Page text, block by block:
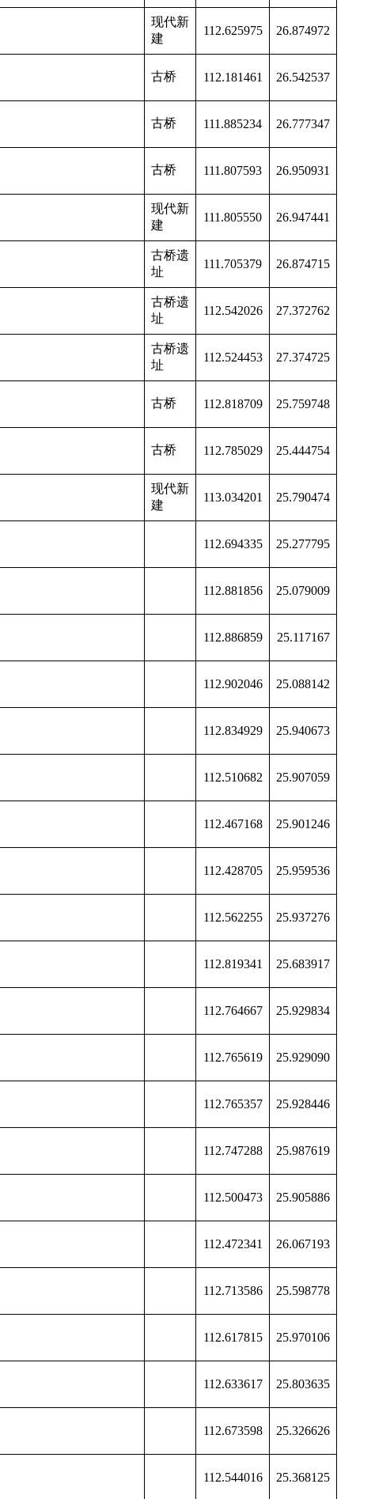
现代新
建
112.625975 26.874972
古桥 112.181461 26.542537
古桥 111.885234 26.777347
古桥 111.807593 26.950931
现代新
建
111.805550 26.947441
古桥遗
址
111.705379 26.874715
古桥遗
址
112.542026 27.372762
古桥遗
址
112.524453 27.374725
古桥 112.818709 25.759748
古桥 112.785029 25.444754
现代新
建
113.034201 25.790474
112.694335 25.277795
112.881856 25.079009
112.886859 25.117167
112.902046 25.088142
112.834929 25.940673
112.510682 25.907059
112.467168 25.901246
112.428705 25.959536
112.562255 25.937276
112.819341 25.683917
112.764667 25.929834
112.765619 25.929090
112.765357 25.928446
112.747288 25.987619
112.500473 25.905886
112.472341 26.067193
112.713586 25.598778
112.617815 25.970106
112.633617 25.803635
112.673598 25.326626
112.544016 25.368125